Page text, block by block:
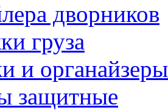
дворников
груза
и органайзеры
защитные